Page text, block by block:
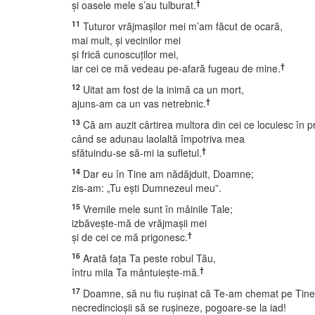
şi oasele mele s’au tulburat.†
11 Tuturor vrăjmaşilor mei m’am făcut de ocară,
mai mult, şi vecinilor mei
şi frică cunoscuţilor mei,
iar cei ce mă vedeau pe-afară fugeau de mine.†
12 Uitat am fost de la inimă ca un mort,
ajuns-am ca un vas netrebnic.†
13 Că am auzit cârtirea multora din cei ce locuiesc în
când se adunau laolaltă împotriva mea
sfătuindu-se să-mi ia sufletul.†
14 Dar eu în Tine am nădăjduit, Doamne;
zis-am: „Tu eşti Dumnezeul meu”.
15 Vremile mele sunt în mâinile Tale;
izbăveşte-mă de vrăjmaşii mei
şi de cei ce mă prigonesc.†
16 Arată faţa Ta peste robul Tău,
întru mila Ta mântuieşte-mă.†
17 Doamne, să nu fiu ruşinat că Te-am chemat pe
necredincioşii să se ruşineze, pogoare-se la iad!